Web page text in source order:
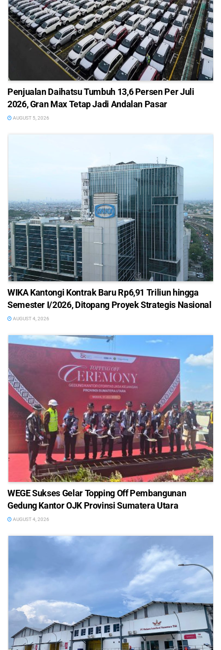
Penjualan Daihatsu Tumbuh 13,6 Persen Per Juli
2026, Gran Max Tetap Jadi Andalan Pasar
AUGUST 5, 2026
WIKA Kantongi Kontrak Baru Rp6,91 Triliun hingga
Semester I/2026, Ditopang Proyek Strategis Nasional
AUGUST 4, 2026
WEGE Sukses Gelar Topping Off Pembangunan
Gedung Kantor OJK Provinsi Sumatera Utara
AUGUST 4, 2026